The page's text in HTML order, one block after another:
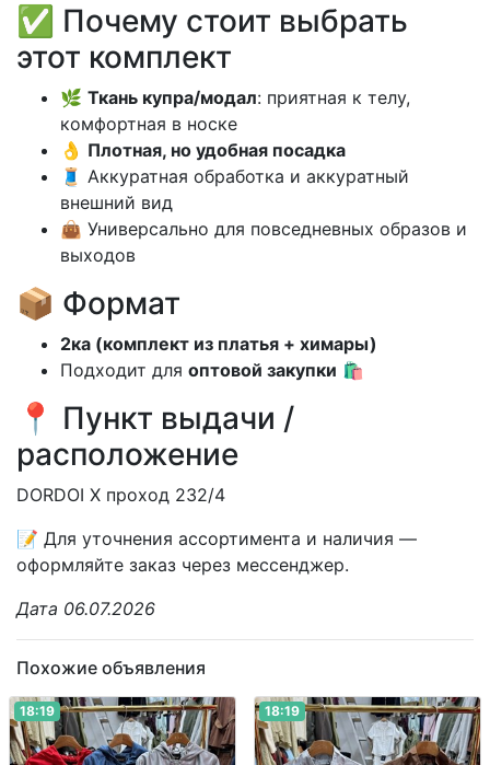
✅ Почему стоит выбрать
этот комплект
🌿 Ткань купра/модал: приятная к телу,
комфортная в носке
👌 Плотная, но удобная посадка
🧵 Аккуратная обработка и аккуратный
внешний вид
👜 Универсально для повседневных образов и
выходов
📦 Формат
2ка (комплект из платья + химары)
Подходит для оптовой закупки 🛍️
📍 Пункт выдачи /
расположение
DORDOI X проход 232/4
📝 Для уточнения ассортимента и наличия —
оформляйте заказ через мессенджер.
Дата 06.07.2026
Похожие объявления
18:19 18:19